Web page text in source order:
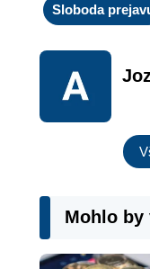
Sloboda
Mohlo by